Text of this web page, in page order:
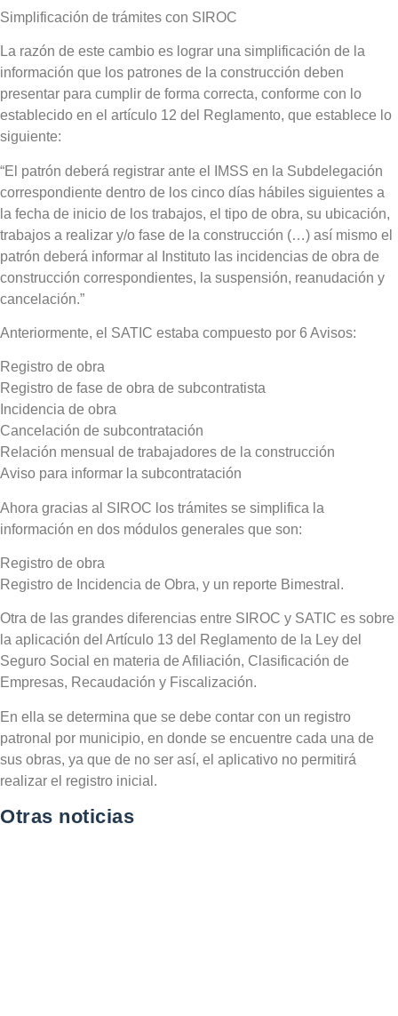
Simplificación de trámites con SIROC
La razón de este cambio es lograr una simplificación de la
información que los patrones de la construcción deben
presentar para cumplir de forma correcta, conforme con lo
establecido en el artículo 12 del Reglamento, que establece lo
siguiente:
“El patrón deberá registrar ante el IMSS en la Subdelegación
correspondiente dentro de los cinco días hábiles siguientes a
la fecha de inicio de los trabajos, el tipo de obra, su ubicación,
trabajos a realizar y/o fase de la construcción (…) así mismo el
patrón deberá informar al Instituto las incidencias de obra de
construcción correspondientes, la suspensión, reanudación y
cancelación.”
Anteriormente, el SATIC estaba compuesto por 6 Avisos:
Registro de obra
Registro de fase de obra de subcontratista
Incidencia de obra
Cancelación de subcontratación
Relación mensual de trabajadores de la construcción
Aviso para informar la subcontratación
Ahora gracias al SIROC los trámites se simplifica la
información en dos módulos generales que son:
Registro de obra
Registro de Incidencia de Obra, y un reporte Bimestral.
Otra de las grandes diferencias entre SIROC y SATIC es sobre
la aplicación del Artículo 13 del Reglamento de la Ley del
Seguro Social en materia de Afiliación, Clasificación de
Empresas, Recaudación y Fiscalización.
En ella se determina que se debe contar con un registro
patronal por municipio, en donde se encuentre cada una de
sus obras, ya que de no ser así, el aplicativo no permitirá
realizar el registro inicial.
Otras noticias